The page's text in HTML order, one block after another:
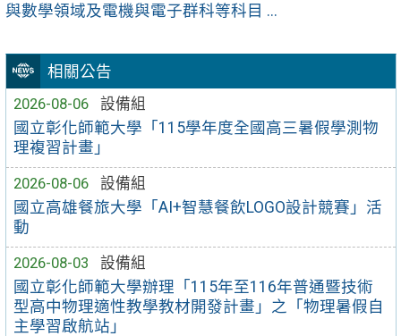
相關公告
2026-08-06
設備組
國立彰化師範大學「115學年度全國高三暑假學測物
理複習計畫」
2026-08-06
設備組
國立高雄餐旅大學「AI+智慧餐飲LOGO設計競賽」活
動
2026-08-03
設備組
國立彰化師範大學辦理「115年至116年普通暨技術
型高中物理適性教學教材開發計畫」之「物理暑假自
主學習啟航站」
與數學領域及電機與電子群科等科目 ...